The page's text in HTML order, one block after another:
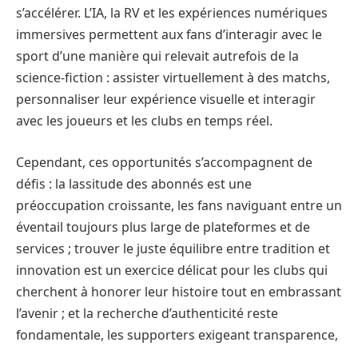
s’accélérer. L’IA, la RV et les expériences numériques
immersives permettent aux fans d’interagir avec le
sport d’une manière qui relevait autrefois de la
science-fiction : assister virtuellement à des matchs,
personnaliser leur expérience visuelle et interagir
avec les joueurs et les clubs en temps réel.
Cependant, ces opportunités s’accompagnent de
défis : la lassitude des abonnés est une
préoccupation croissante, les fans naviguant entre un
éventail toujours plus large de plateformes et de
services ; trouver le juste équilibre entre tradition et
innovation est un exercice délicat pour les clubs qui
cherchent à honorer leur histoire tout en embrassant
l’avenir ; et la recherche d’authenticité reste
fondamentale, les supporters exigeant transparence,